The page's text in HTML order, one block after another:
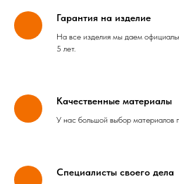
Гарантия на изделие
На все изделия мы даем
5 лет.
Качественные материалы
У нас большой выбор материалов
Специалисты своего дела